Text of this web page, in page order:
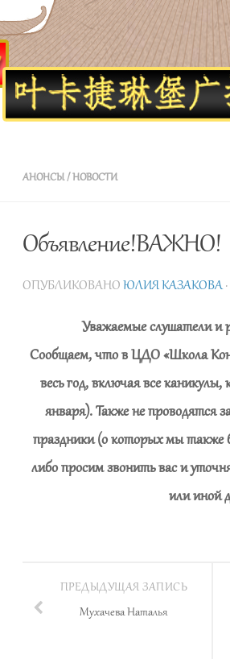
Школа Конфуция в
АНОНСЫ/НОВОСТИ
Объявление!ВАЖНО!
ОПУБЛИКОВАНО ЮЛИЯ КАЗАКОВА
Уважаемые слушатели и
Сообщаем, что в ЦДО «Школа
весь год, включая все каникулы,
января). Также не проводятся
праздники (о которых мы также
либо просим звонить вас и
или иной
ПРЕДЫДУЩАЯ ЗАПИСЬ
Мухачева Наталья